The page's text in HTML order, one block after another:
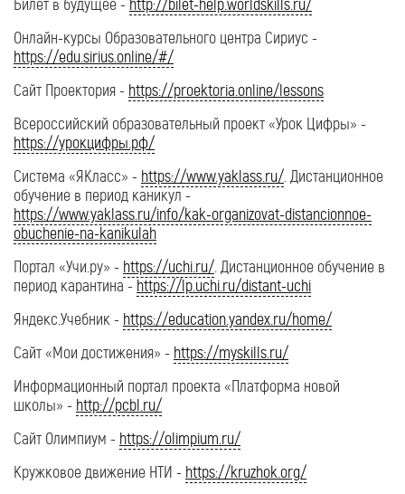
Билет в будущее - http://bilet-help.worldskills.ru/
Онлайн-курсы Образовательного центра Сириус -
https://edu.sirius.online/#/
Сайт Проектория - https://proektoria.online/lessons
Всероссийский образовательный проект «Урок Цифры» -
https://урокцифры.рф/
Система «ЯКласс» - https://www.yaklass.ru/. Дистанционное
обучение в период каникул -
https://www.yaklass.ru/info/kak-organizovat-distancionnoe-
obuchenie-na-kanikulah
Портал «Учи.ру» - https://uchi.ru/. Дистанционное обучение в
период карантина - https://lp.uchi.ru/distant-uchi
Яндекс.Учебник - https://education.yandex.ru/home/
Сайт «Мои достижения» - https://myskills.ru/
Информационный портал проекта «Платформа новой
школы» - http://pcbl.ru/
Сайт Олимпиум - https://olimpium.ru/
Кружковое движение НТИ - https://kruzhok.org/